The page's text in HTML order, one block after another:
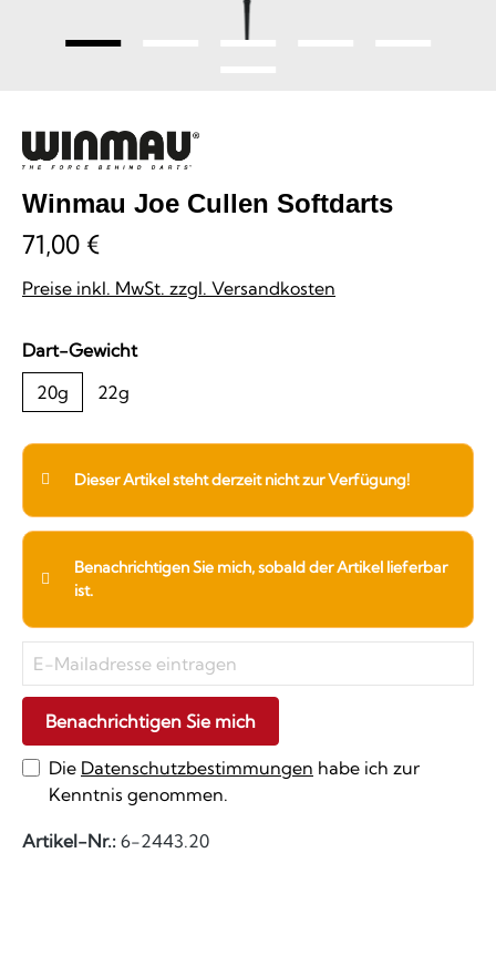
Winmau Joe Cullen Softdarts
71,00 €
Preise inkl. MwSt. zzgl. Versandkosten
Dart-Gewichtauswählen
20g
22g
Dieser Artikel steht derzeit nicht zur Verfügung!
Benachrichtigen Sie mich, sobald der Artikel lieferbar
ist.
Benachrichtigen Sie mich
Die Datenschutzbestimmungen habe ich zur
Kenntnis genommen.
Artikel-Nr.: 6-2443.20